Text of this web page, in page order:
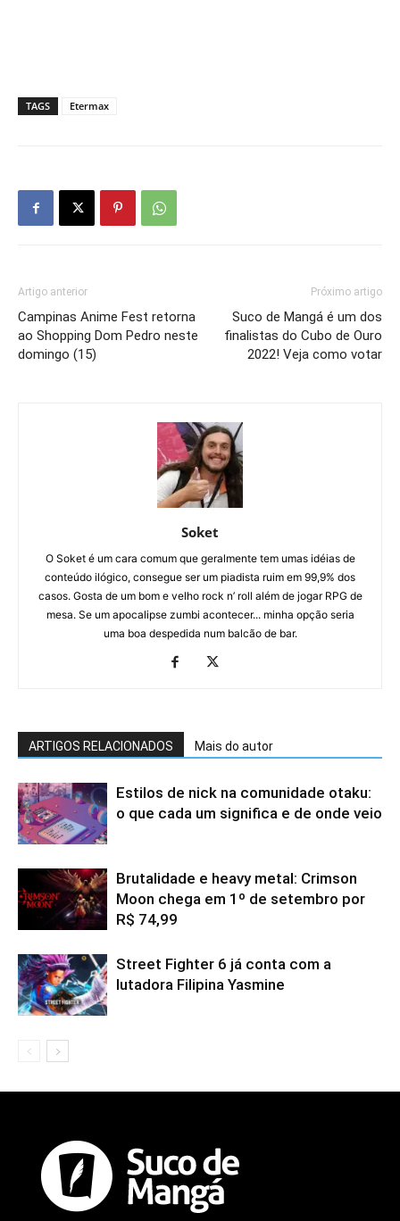
TAGS Etermax
Artigo anterior
Campinas Anime Fest retorna
ao Shopping Dom Pedro neste
domingo (15)
Próximo artigo
Suco de Mangá é um dos
finalistas do Cubo de Ouro
2022! Veja como votar
Soket
O Soket é um cara comum que geralmente tem umas idéias de
conteúdo ilógico, consegue ser um piadista ruim em 99,9% dos
casos. Gosta de um bom e velho rock n’ roll além de jogar RPG de
mesa. Se um apocalipse zumbi acontecer... minha opção seria
uma boa despedida num balcão de bar.
ARTIGOS RELACIONADOS Mais do autor
Estilos de nick na comunidade otaku:
o que cada um significa e de onde veio
Brutalidade e heavy metal: Crimson
Moon chega em 1º de setembro por
R$ 74,99
Street Fighter 6 já conta com a
lutadora Filipina Yasmine